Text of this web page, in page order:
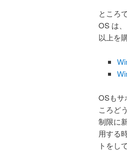
ところ
OS は
以上を
OSもサ
ころど
制限に
用する
トをし